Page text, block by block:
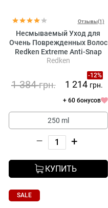
Отзывы(1)
Несмываемый Уход для
Очень Поврежденных Волос
Redken Extreme Anti-Snap
Leave-in Treatment
Redken
-12%
1 384грн. 1 214 грн.
+ 60 бонусов
250 ml
– +
КУПИТЬ
SALE